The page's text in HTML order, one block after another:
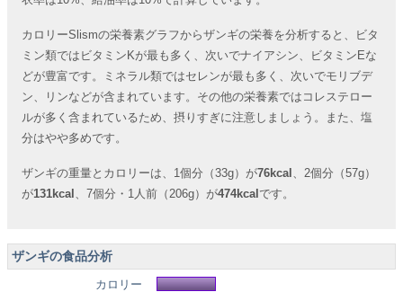
カロリーSlismの栄養素グラフからザンギの栄養を分析すると、ビタ
ミン類ではビタミンKが最も多く、次いでナイアシン、ビタミンEな
どが豊富です。ミネラル類ではセレンが最も多く、次いでモリブデ
ン、リンなどが含まれています。その他の栄養素ではコレステロー
ルが多く含まれているため、摂りすぎに注意しましょう。また、塩
分はやや多めです。
ザンギの重量とカロリーは、1個分（33g）が76kcal 、2個分（57g）
が131kcal 、7個分・1人前（206g）が474kcal です。
ザンギの食品分析
カロリー